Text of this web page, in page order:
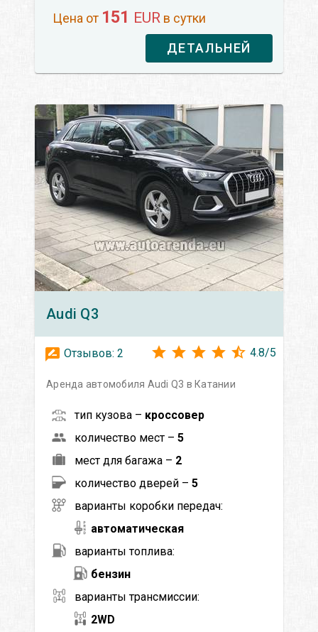
Цена от 151 EUR в сутки
ДЕТАЛЬНЕЙ
Audi Q3
Отзывов: 2 4.8/5
Аренда автомобиля Audi Q3 в Катании
тип кузова – кроссовер
количество мест – 5
мест для багажа – 2
количество дверей – 5
варианты коробки передач:
автоматическая
варианты топлива:
бензин
варианты трансмиссии:
2WD